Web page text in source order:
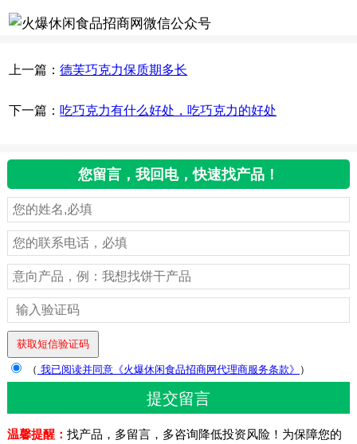
上一篇：德芙巧克力保质期多长
下一篇：吃巧克力有什么好处，吃巧克力的好处
您留言，我回电，快速找产品！
（ 我已阅读并同意《火爆休闲食品招商网代理商服务条款》 ）
温馨提醒： 找产品，多留言，多咨询降低投资风险！为保障您的